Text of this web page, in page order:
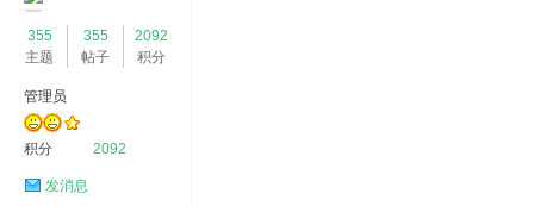
355
主题
355
帖子
2092
积分
管理员
积分 2092
发消息